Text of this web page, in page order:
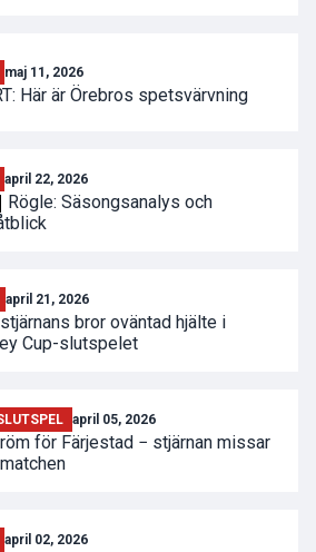
maj 11, 2026
Här är Örebros spetsvärvning
april 22, 2026
Rögle: Säsongsanalys och
april 21, 2026
bror oväntad hjälte i
Cup-slutspelet
april 05, 2026
för Färjestad − stjärnan missar
april 02, 2026